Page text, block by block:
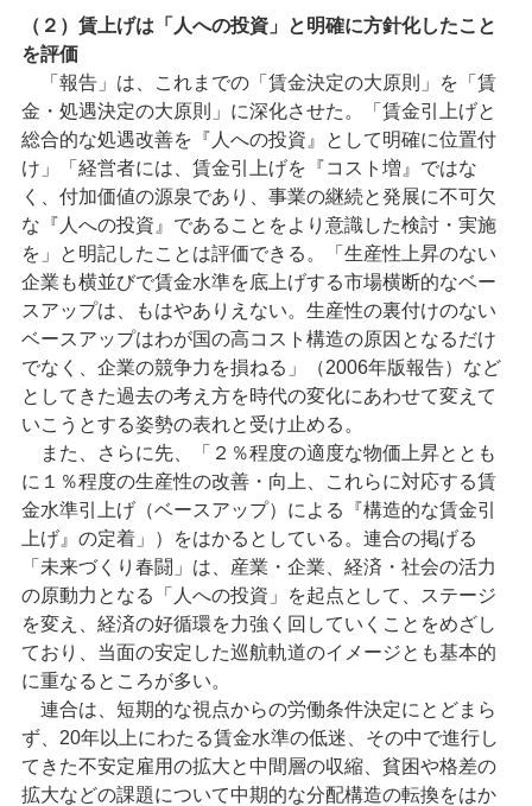
（２）賃上げは「人への投資」と明確に方針化したこと
を評価
「報告」は、これまでの「賃金決定の大原則」を「賃
金・処遇決定の大原則」に深化させた。「賃金引上げと
総合的な処遇改善を『人への投資』として明確に位置付
け」「経営者には、賃金引上げを『コスト増』ではな
く、付加価値の源泉であり、事業の継続と発展に不可欠
な『人への投資』であることをより意識した検討・実施
を」と明記したことは評価できる。「生産性上昇のない
企業も横並びで賃金水準を底上げする市場横断的なベー
スアップは、もはやありえない。生産性の裏付けのない
ベースアップはわが国の高コスト構造の原因となるだけ
でなく、企業の競争力を損ねる」（2006年版報告）など
としてきた過去の考え方を時代の変化にあわせて変えて
いこうとする姿勢の表れと受け止める。
また、さらに先、「２％程度の適度な物価上昇ととも
に１％程度の生産性の改善・向上、これらに対応する賃
金水準引上げ（ベースアップ）による『構造的な賃金引
上げ』の定着」）をはかるとしている。連合の掲げる
「未来づくり春闘」は、産業・企業、経済・社会の活力
の原動力となる「人への投資」を起点として、ステージ
を変え、経済の好循環を力強く回していくことをめざし
ており、当面の安定した巡航軌道のイメージとも基本的
に重なるところが多い。
連合は、短期的な視点からの労働条件決定にとどまら
ず、20年以上にわたる賃金水準の低迷、その中で進行し
てきた不安定雇用の拡大と中間層の収縮、貧困や格差の
拡大などの課題について中期的な分配構造の転換をはか